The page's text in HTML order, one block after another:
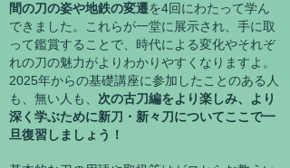
間の刀の姿や地鉄の変遷を4回にわたって学ん
できました。これらが一堂に展示され、手に取
って鑑賞する ことで、時代による変化やそれぞ
れの刀の魅力がよりわかりやすくなりますよ。
2025年からの基礎講座に参加したことのある人
も、無い人も、 次の古刀編をより楽しみ、より
深く学ぶために新刀・新々刀についてここで一
旦復習しましょう！